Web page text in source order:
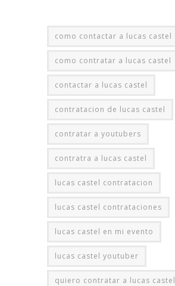
como contactar a lucas castel
como contratar a lucas castel
contactar a lucas castel
contratacion de lucas castel
contratar a youtubers
contratra a lucas castel
lucas castel contratacion
lucas castel contrataciones
lucas castel en mi evento
lucas castel youtuber
quiero contratar a lucas castel